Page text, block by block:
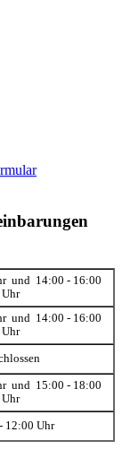
und 14:00 - 16:00
Uhr
und 14:00 - 16:00
Uhr
und 15:00 - 18:00
Uhr
12:00 Uhr